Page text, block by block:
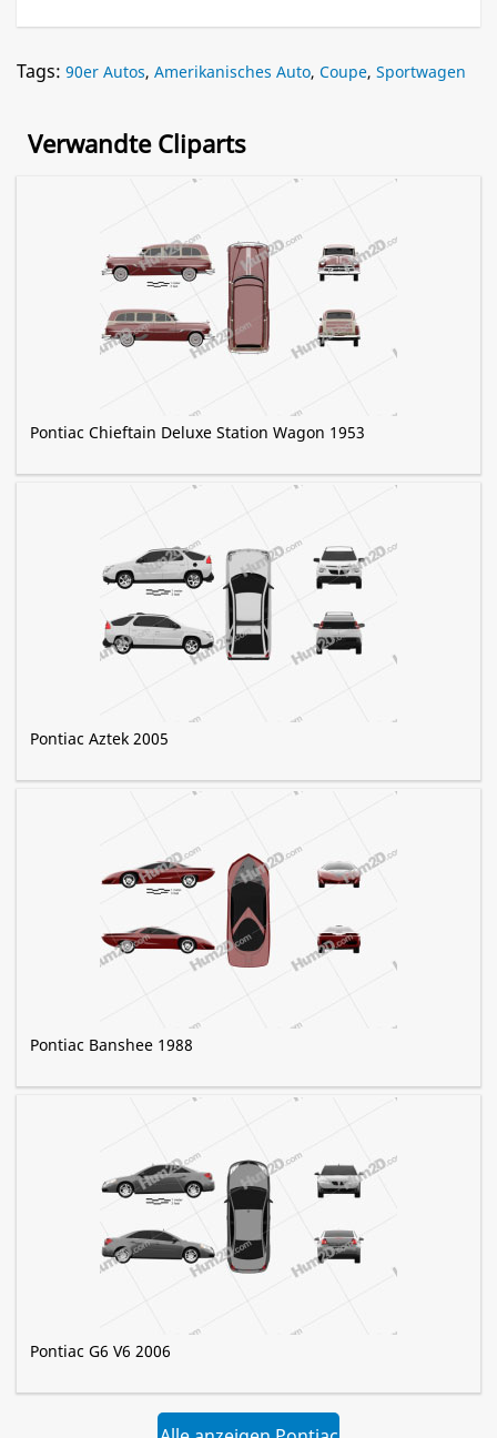
Tags: 90er Autos, Amerikanisches Auto, Coupe, Sportwagen
Verwandte Cliparts
Pontiac Chieftain Deluxe Station Wagon 1953
Pontiac Aztek 2005
Pontiac Banshee 1988
Pontiac G6 V6 2006